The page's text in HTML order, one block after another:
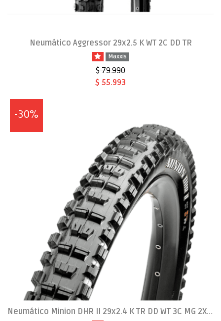
Neumático Aggressor 29x2.5 K WT 2C DD TR
Maxxis
$ 79.990
$ 55.993
-30%
Neumático Minion DHR II 29x2.4 K TR DD WT 3C MG 2X120TPI